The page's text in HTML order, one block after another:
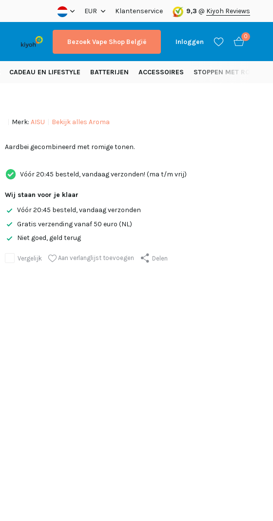
Gratis verzending vanaf 50 euro (NL)
EUR Klantenservice 9,3 @ Kiyoh Reviews
Bezoek Vape Shop België Inloggen
0
CADEAU EN LIFESTYLE BATTERIJEN ACCESSOIRES STOPPEN MET ROKEN
Merk: AISU Bekijk alles Aroma
Aardbei gecombineerd met romige tonen.
Vóór 20:45 besteld, vandaag verzonden! (ma t/m vrij)
Wij staan voor je klaar
Vóór 20:45 besteld, vandaag verzonden
Gratis verzending vanaf 50 euro (NL)
Niet goed, geld terug
Vergelijk Aan verlanglijst toevoegen Delen